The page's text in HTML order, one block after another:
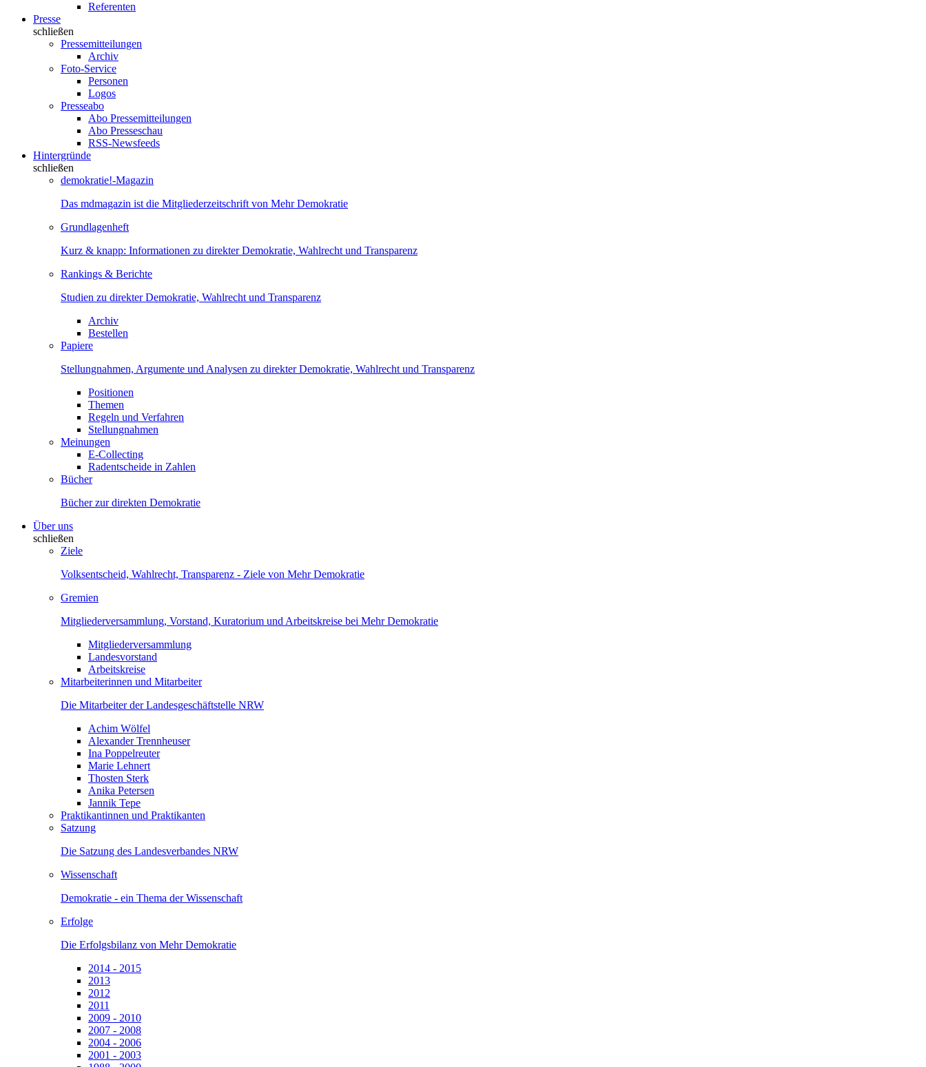
Referenten
Presse
schließen
Pressemitteilungen
Archiv
Foto-Service
Personen
Logos
Presseabo
Abo Pressemitteilungen
Abo Presseschau
RSS-Newsfeeds
Hintergründe
schließen
demokratie!-Magazin
Das mdmagazin ist die Mitgliederzeitschrift von Mehr Demokratie
Grundlagenheft
Kurz & knapp: Informationen zu direkter Demokratie, Wahlrecht und Transparenz
Rankings & Berichte
Studien zu direkter Demokratie, Wahlrecht und Transparenz
Archiv
Bestellen
Papiere
Stellungnahmen, Argumente und Analysen zu direkter Demokratie, Wahlrecht und Transparenz
Positionen
Themen
Regeln und Verfahren
Stellungnahmen
Meinungen
E-Collecting
Radentscheide in Zahlen
Bücher
Bücher zur direkten Demokratie
Über uns
schließen
Ziele
Volksentscheid, Wahlrecht, Transparenz - Ziele von Mehr Demokratie
Gremien
Mitgliederversammlung, Vorstand, Kuratorium und Arbeitskreise bei Mehr Demokratie
Mitgliederversammlung
Landesvorstand
Arbeitskreise
Mitarbeiterinnen und Mitarbeiter
Die Mitarbeiter der Landesgeschäftstelle NRW
Achim Wölfel
Alexander Trennheuser
Ina Poppelreuter
Marie Lehnert
Thosten Sterk
Anika Petersen
Jannik Tepe
Praktikantinnen und Praktikanten
Satzung
Die Satzung des Landesverbandes NRW
Wissenschaft
Demokratie - ein Thema der Wissenschaft
Erfolge
Die Erfolgsbilanz von Mehr Demokratie
2014 - 2015
2013
2012
2011
2009 - 2010
2007 - 2008
2004 - 2006
2001 - 2003